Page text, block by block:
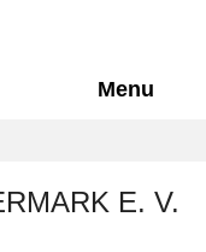
Menu
E. V.